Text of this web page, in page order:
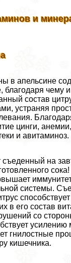
и
в апельсине
благодаря чему
состав
устраняя
цинги,
и авитаминоз.
на
системы.
в его состав
со
усилению
гнилостные
кишечника.